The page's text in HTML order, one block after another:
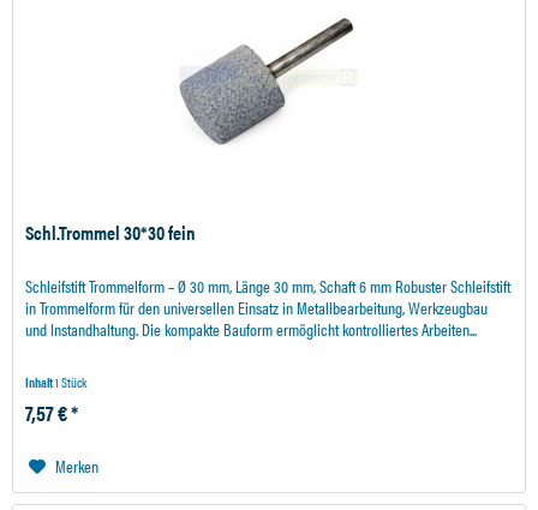
Schl.Trommel 30*30 fein
Schleifstift Trommelform – Ø 30 mm, Länge 30 mm, Schaft 6 mm Robuster Schleifstift
in Trommelform für den universellen Einsatz in Metallbearbeitung, Werkzeugbau
und Instandhaltung. Die kompakte Bauform ermöglicht kontrolliertes Arbeiten...
Inhalt1 Stück
7,57 € *
Merken